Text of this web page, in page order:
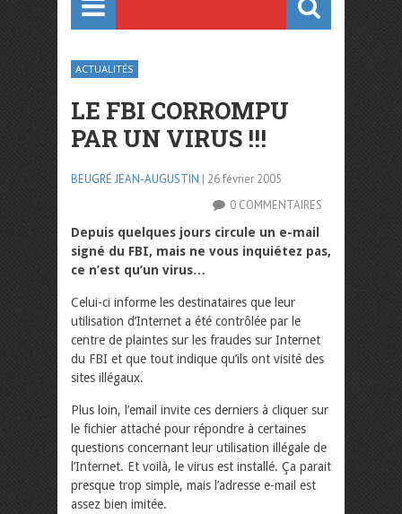
ACTUALITÉS
LE FBI CORROMPU
PAR UN VIRUS !!!
BEUGRÉ JEAN-AUGUSTIN | 26 février 2005
0 COMMENTAIRES
Depuis quelques jours circule un e-mail
signé du FBI, mais ne vous inquiétez pas,
ce n’est qu’un virus…
Celui-ci informe les destinataires que leur
utilisation d’Internet a été contrôlée par le
centre de plaintes sur les fraudes sur Internet
du FBI et que tout indique qu’ils ont visité des
sites illégaux.
Plus loin, l’email invite ces derniers à cliquer sur
le fichier attaché pour répondre à certaines
questions concernant leur utilisation illégale de
l’Internet. Et voilà, le virus est installé. Ça parait
presque trop simple, mais l’adresse e-mail est
assez bien imitée.